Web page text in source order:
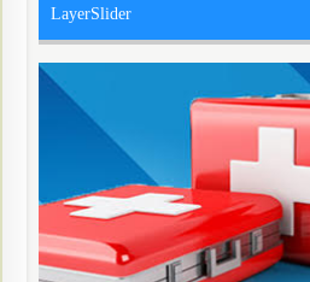
LayerSlider